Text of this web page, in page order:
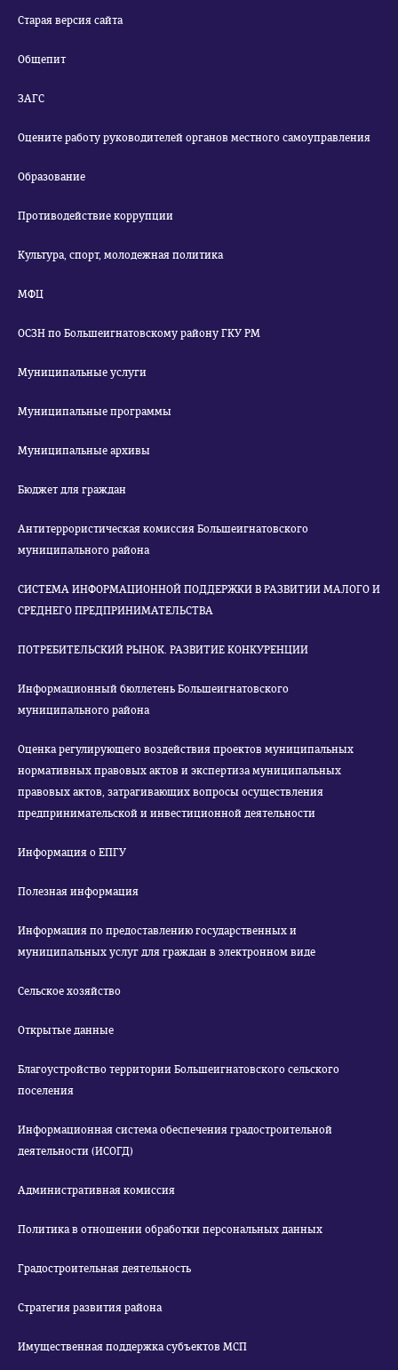
Старая версия сайта
Общепит
ЗАГС
Оцените работу руководителей органов местного самоуправления
Образование
Противодействие коррупции
Культура, спорт, молодежная политика
МФЦ
ОСЗН по Большеигнатовскому району ГКУ РМ
Муниципальные услуги
Муниципальные программы
Муниципальные архивы
Бюджет для граждан
Антитеррористическая комиссия Большеигнатовского
муниципального района
СИСТЕМА ИНФОРМАЦИОННОЙ ПОДДЕРЖКИ В РАЗВИТИИ МАЛОГО И
СРЕДНЕГО ПРЕДПРИНИМАТЕЛЬСТВА
ПОТРЕБИТЕЛЬСКИЙ РЫНОК. РАЗВИТИЕ КОНКУРЕНЦИИ
Информационный бюллетень Большеигнатовского
муниципального района
Оценка регулирующего воздействия проектов муниципальных
нормативных правовых актов и экспертиза муниципальных
правовых актов, затрагивающих вопросы осуществления
предпринимательской и инвестиционной деятельности
Информация о ЕПГУ
Полезная информация
Информация по предоставлению государственных и
муниципальных услуг для граждан в электронном виде
Сельское хозяйство
Открытые данные
Благоустройство территории Большеигнатовского сельского
поселения
Информационная система обеспечения градостроительной
деятельности (ИСОГД)
Административная комиссия
Политика в отношении обработки персональных данных
Градостроительная деятельность
Стратегия развития района
Имущественная поддержка субъектов МСП